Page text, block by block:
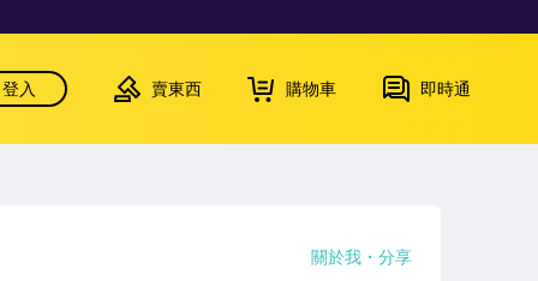
登入 賣東西 購物車 即時通
關於我 分享